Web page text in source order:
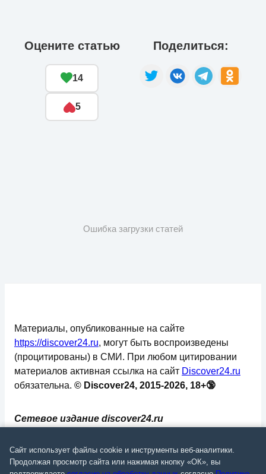
Оцените статью
14
5
Поделиться:
Ошибка загрузки статей
Сетевое издание discover24.ru
надзору в сфере связи, информационных
технологий и массовых коммуникаций
Материалы, опубликованные на сайте
https://discover24.ru, могут быть воспроизведены
(процитированы) в СМИ. При любом цитировании
материалов активная ссылка на сайт Discover24.ru
обязательна. © Discover24, 2015-2026, 18+🔞
Сайт использует файлы cookie и инструменты веб-аналитики.
Продолжая просмотр сайта или нажимая кнопку «ОК», вы